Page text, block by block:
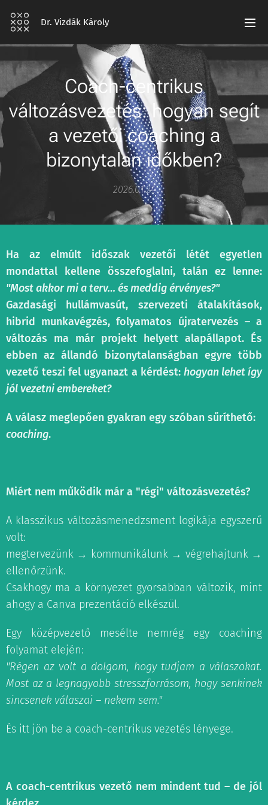
Dr. Vizdák Károly
Coach-centrikus
változásvezetés: hogyan segít
a vezetői coaching a
bizonytalan időkben?
2026.01.24
Ha az elmúlt időszak vezetői létét egyetlen
mondattal kellene összefoglalni, talán ez lenne:
"Most akkor mi a terv… és meddig érvényes?"
Gazdasági hullámvasút, szervezeti átalakítások,
hibrid munkavégzés, folyamatos újratervezés – a
változás ma már projekt helyett alapállapot. És
ebben az állandó bizonytalanságban egyre több
vezető teszi fel ugyanazt a kérdést: hogyan lehet így
jól vezetni embereket?
A válasz meglepően gyakran egy szóban sűríthető:
coaching.
Miért nem működik már a "régi" változásvezetés?
A klasszikus változásmenedzsment logikája egyszerű
volt:
megtervezünk → kommunikálunk → végrehajtunk →
ellenőrzünk.
Csakhogy ma a környezet gyorsabban változik, mint
ahogy a Canva prezentáció elkészül.
Egy középvezető mesélte nemrég egy coaching
folyamat elején:
"Régen az volt a dolgom, hogy tudjam a válaszokat.
Most az a legnagyobb stresszforrásom, hogy senkinek
sincsenek válaszai – nekem sem."
És itt jön be a coach-centrikus vezetés lényege.
A coach-centrikus vezető nem mindent tud – de jól